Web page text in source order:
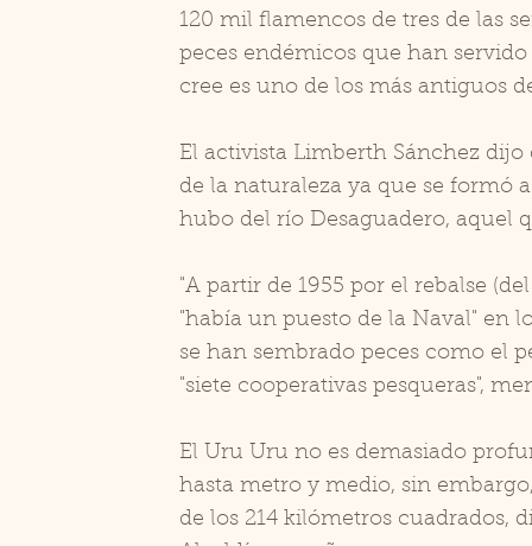
120 mil flamencos de tres de las
peces endémicos que han
cree es uno de los más antiguos
El activista Limberth Sánchez
de la naturaleza ya que se formó
hubo del río Desaguadero, aquel
"A partir de 1955 por el rebalse
"había un puesto de la Naval" en
se han sembrado peces como el
"siete cooperativas pesqueras",
El Uru Uru no es demasiado
hasta metro y medio, sin
de los 214 kilómetros cuadrados,